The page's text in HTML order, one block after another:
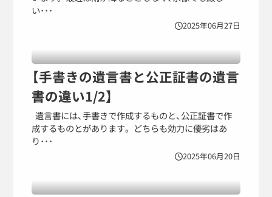
2025年06月27日
い･･･
【手書きの遺言書と公正証書の遺言
書の違い1/2】
2025年06月20日
遺言書には、手書きで作成するものと、公正証書で作
成するものとがあります。 どちらも効力に優劣はあ
り･･･